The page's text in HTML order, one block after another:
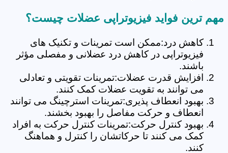
مهم ترین فواید فیزیوتراپی عضلات چیست؟
کاهش درد:ممکن است تمرینات و تکنیک های
فیزیوتراپی در کاهش درد عضلانی و مفصلی مؤثر
باشند.
افزایش قدرت عضلات:تمرینات تقویتی و تعادلی
می توانند به تقویت عضلات کمک کنند.
بهبود انعطاف پذیری:تمرینات استرچینگ می توانند
انعطاف و حرکت مفاصل را بهبود بخشند.
بهبود کنترل حرکت:تمرینات کنترل حرکت به افراد
کمک می کنند تا حرکاتشان را کنترل و هماهنگ
کنند.